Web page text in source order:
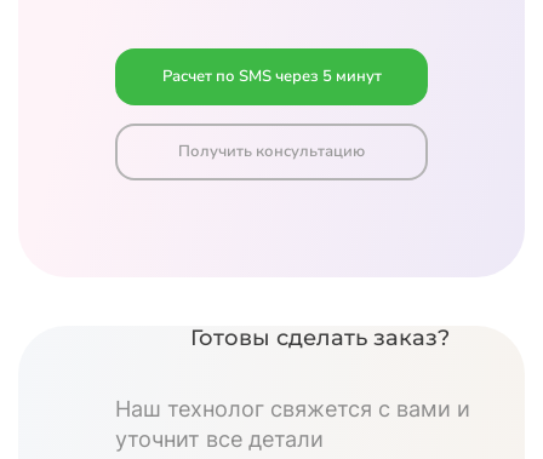
Расчет по SMS через 5 минут
Получить консультацию
Готовы сделать заказ?
Наш технолог свяжется с вами и
уточнит все детали